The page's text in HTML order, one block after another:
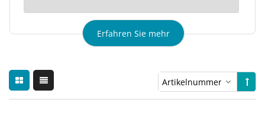
Erfahren Sie mehr